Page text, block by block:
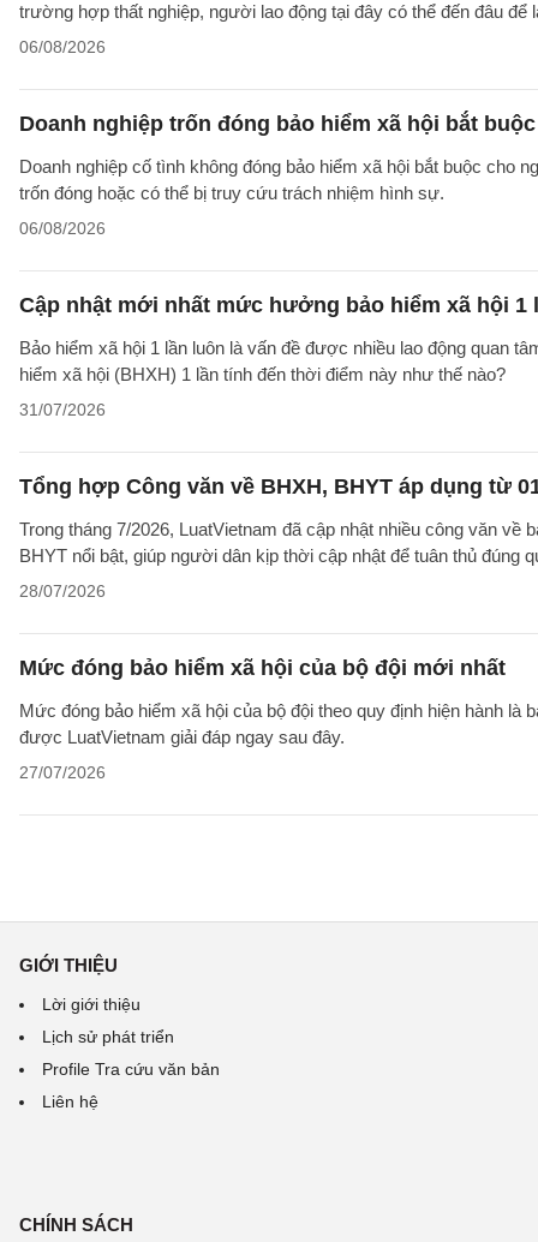
trường hợp thất nghiệp, người lao động tại đây có thể đến đâu
06/08/2026
Doanh nghiệp trốn đóng bảo hiểm xã hội bắt
Doanh nghiệp cố tình không đóng bảo hiểm xã hội bắt buộc cho
trốn đóng hoặc có thể bị truy cứu trách nhiệm hình sự.
06/08/2026
Cập nhật mới nhất mức hưởng bảo hiểm xã hội 1
Bảo hiểm xã hội 1 lần luôn là vấn đề được nhiều lao động quan
hiểm xã hội (BHXH) 1 lần tính đến thời điểm này như thế nào?
31/07/2026
Tổng hợp Công văn về BHXH, BHYT áp dụng từ
Trong tháng 7/2026, LuatVietnam đã cập nhật nhiều công văn
BHYT nổi bật, giúp người dân kịp thời cập nhật để tuân thủ đúng
28/07/2026
Mức đóng bảo hiểm xã hội của bộ đội mới nhất
Mức đóng bảo hiểm xã hội của bộ đội theo quy định hiện hành
được LuatVietnam giải đáp ngay sau đây.
27/07/2026
GIỚI THIỆU
Lời giới thiệu
Lịch sử phát triển
Profile Tra cứu văn bản
Liên hệ
CHÍNH SÁCH